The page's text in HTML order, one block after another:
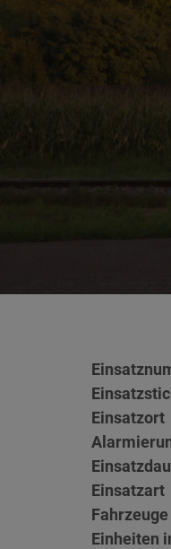
Einsatzort
Einsatzart
Fahrzeuge
Einheiten